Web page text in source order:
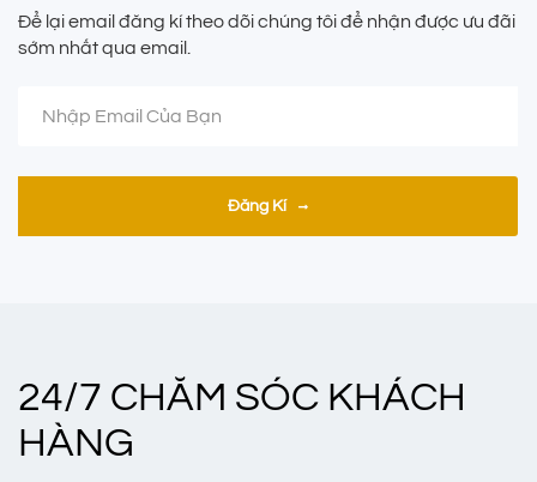
Để lại email đăng kí theo dõi chúng tôi để nhận được ưu đãi
sớm nhất qua email.
Đăng Kí
24/7 CHĂM SÓC KHÁCH
HÀNG